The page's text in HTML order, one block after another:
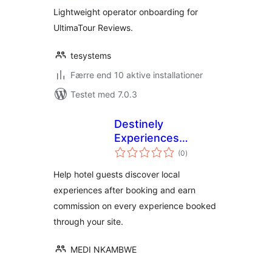
Lightweight operator onboarding for
UltimaTour Reviews.
tesystems
Færre end 10 aktive installationer
Testet med 7.0.3
Destinely
Experiences
Widget
(0totale
bedømmelser
)
Help hotel guests discover local
experiences after booking and earn
commission on every experience booked
through your site.
MEDI NKAMBWE